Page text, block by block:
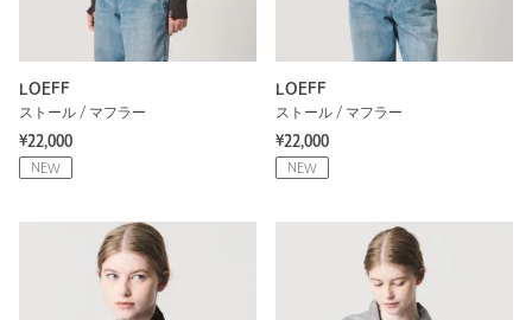
LOEFF
ストール / マフラー
¥22,000
NEW
LOEFF
ストール / マフラー
¥22,000
NEW